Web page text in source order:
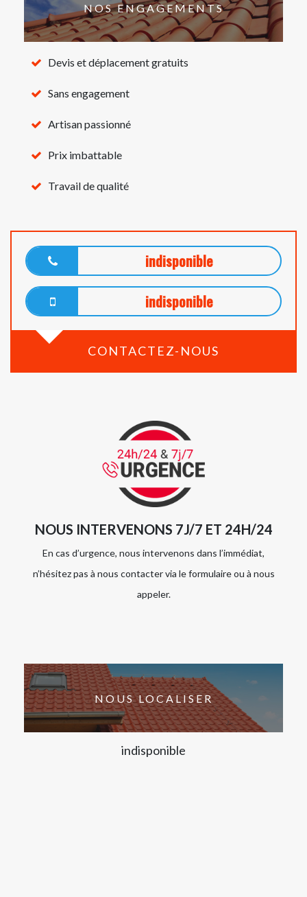
NOS ENGAGEMENTS
Devis et déplacement gratuits
Sans engagement
Artisan passionné
Prix imbattable
Travail de qualité
indisponible
indisponible
CONTACTEZ-NOUS
NOUS INTERVENONS 7J/7 ET 24H/24
En cas d’urgence, nous intervenons dans l’immédiat,
n’hésitez pas à nous contacter via le formulaire ou à nous
appeler.
NOUS LOCALISER
indisponible